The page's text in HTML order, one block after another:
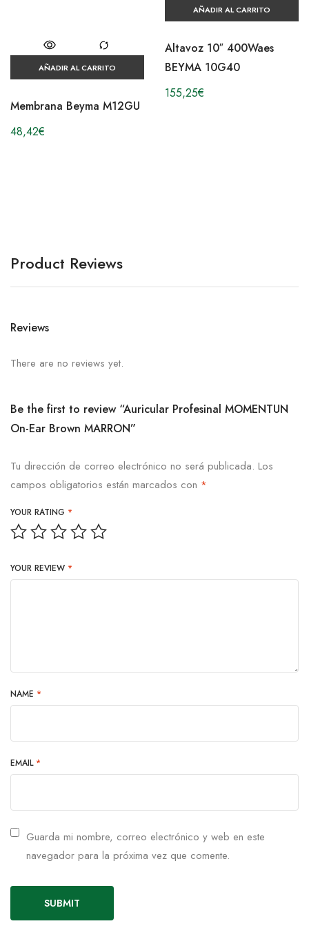
AÑADIR AL CARRITO
Membrana Beyma M12GU
48,42€
AÑADIR AL CARRITO
Altavoz 10″ 400Waes
BEYMA 10G40
155,25€
Product Reviews
Reviews
There are no reviews yet.
Be the first to review “Auricular Profesinal MOMENTUN
On-Ear Brown MARRON”
Tu dirección de correo electrónico no será publicada. Los
campos obligatorios están marcados con *
YOUR RATING *
YOUR REVIEW *
NAME *
EMAIL *
Guarda mi nombre, correo electrónico y web en este
navegador para la próxima vez que comente.